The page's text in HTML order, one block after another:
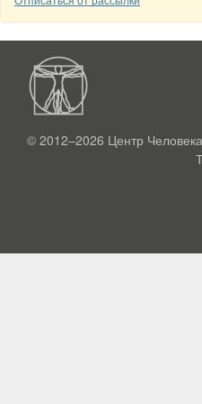
© 2012–2026 Центр Человека